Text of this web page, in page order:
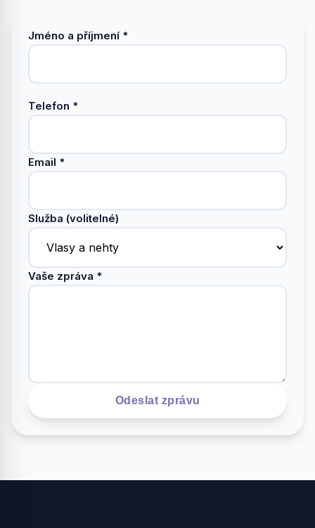
Jméno a příjmení *
Telefon *
Email *
Služba (volitelné)
Vaše zpráva *
Odeslat zprávu